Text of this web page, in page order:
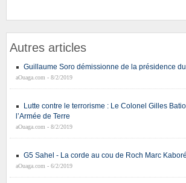
Autres articles
Guillaume Soro démissionne de la présidence
aOuaga.com - 8/2/2019
Lutte contre le terrorisme : Le Colonel Gilles
l’Armée de Terre
aOuaga.com - 8/2/2019
G5 Sahel - La corde au cou de Roch Marc Kaboré
aOuaga.com - 6/2/2019